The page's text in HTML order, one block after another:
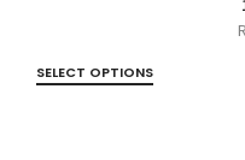
SELECT OPTIONS